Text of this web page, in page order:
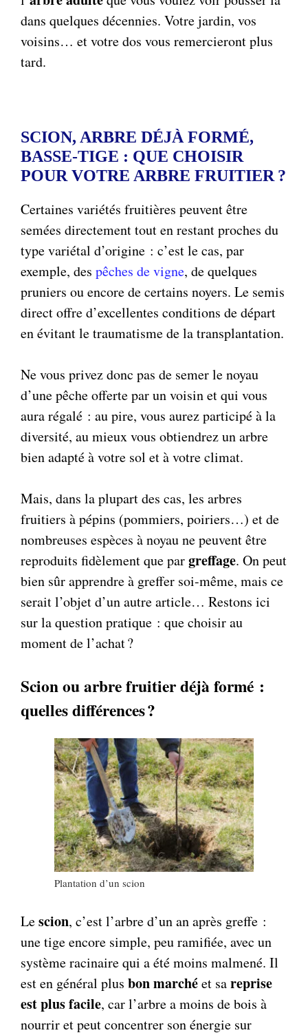
dans quelques décennies. Votre jardin, vos
voisins… et votre dos vous remercieront plus
tard.
SCION, ARBRE DÉJÀ FORMÉ,
BASSE-TIGE : QUE CHOISIR
POUR VOTRE ARBRE FRUITIER ?
Certaines variétés fruitières peuvent être
semées directement tout en restant proches du
type variétal d’origine : c’est le cas, par
exemple, des pêches de vigne, de quelques
pruniers ou encore de certains noyers. Le semis
direct offre d’excellentes conditions de départ
en évitant le traumatisme de la transplantation.
Ne vous privez donc pas de semer le noyau
d’une pêche offerte par un voisin et qui vous
aura régalé : au pire, vous aurez participé à la
diversité, au mieux vous obtiendrez un arbre
bien adapté à votre sol et à votre climat.
Mais, dans la plupart des cas, les arbres
fruitiers à pépins (pommiers, poiriers…) et de
nombreuses espèces à noyau ne peuvent être
reproduits fidèlement que pargreffage. On peut
bien sûr apprendre à greffer soi-même, mais ce
serait l’objet d’un autre article… Restons ici
sur la question pratique : que choisir au
moment de l’achat ?
Scion ou arbre fruitier déjà formé :
quelles différences ?
Plantation d’un scion
Lescion, c’est l’arbre d’un an après greffe :
une tige encore simple, peu ramifiée, avec un
système racinaire qui a été moins malmené. Il
est en général plus bon marchéet sareprise
est plus facile, car l’arbre a moins de bois à
nourrir et peut concentrer son énergie sur